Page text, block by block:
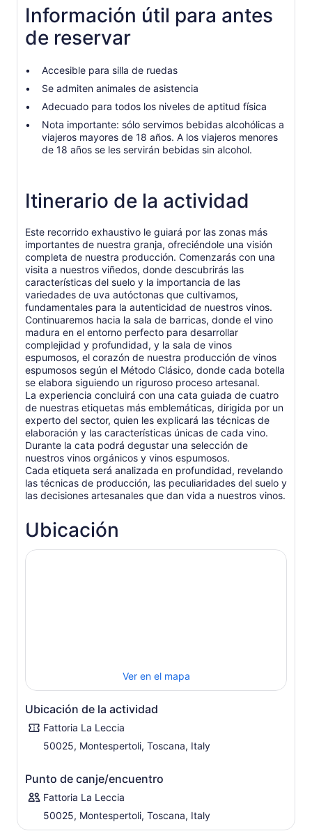
Información útil para antes
de reservar
Accesible para silla de ruedas
Se admiten animales de asistencia
Adecuado para todos los niveles de aptitud física
Nota importante: sólo servimos bebidas alcohólicas a
viajeros mayores de 18 años. A los viajeros menores
de 18 años se les servirán bebidas sin alcohol.
Itinerario de la actividad
Este recorrido exhaustivo le guiará por las zonas más
importantes de nuestra granja, ofreciéndole una visión
completa de nuestra producción. Comenzarás con una
visita a nuestros viñedos, donde descubrirás las
características del suelo y la importancia de las
variedades de uva autóctonas que cultivamos,
fundamentales para la autenticidad de nuestros vinos.
Continuaremos hacia la sala de barricas, donde el vino
madura en el entorno perfecto para desarrollar
complejidad y profundidad, y la sala de vinos
espumosos, el corazón de nuestra producción de vinos
espumosos según el Método Clásico, donde cada botella
se elabora siguiendo un riguroso proceso artesanal.
La experiencia concluirá con una cata guiada de cuatro
de nuestras etiquetas más emblemáticas, dirigida por un
experto del sector, quien les explicará las técnicas de
elaboración y las características únicas de cada vino.
Durante la cata podrá degustar una selección de
nuestros vinos orgánicos y vinos espumosos.
Cada etiqueta será analizada en profundidad, revelando
las técnicas de producción, las peculiaridades del suelo y
las decisiones artesanales que dan vida a nuestros vinos.
Ubicación
Ver en el mapa
Ubicación de la actividad
Fattoria La Leccia
50025, Montespertoli, Toscana, Italy
Punto de canje/encuentro
Fattoria La Leccia
50025, Montespertoli, Toscana, Italy